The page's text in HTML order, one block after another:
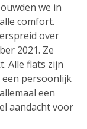
we in
comfort.
over
2021. Ze
Alle flats zijn
persoonlijk
een
aandacht voor